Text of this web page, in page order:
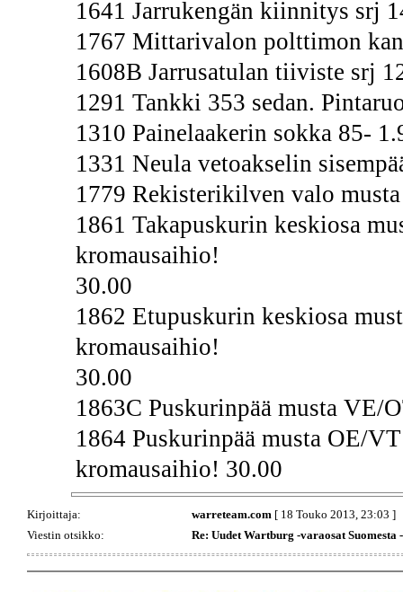
1641 Jarrukengän kiinnitys srj
1767 Mittarivalon polttimon
1608B Jarrusatulan tiiviste srj
1291 Tankki 353 sedan.
1310 Painelaakerin sokka 85-
1331 Neula vetoakselin
1779 Rekisterikilven valo
1861 Takapuskurin keskiosa
kromausaihio!
30.00
1862 Etupuskurin keskiosa
kromausaihio!
30.00
1863C Puskurinpää musta VE/
1864 Puskurinpää musta OE/
kromausaihio! 30.00
Kirjoittaja: warreteam.com [ 18 Touko 2013, 23:03 ]
Viestin otsikko:
Re: Uudet Wartburg -varaosat Suomesta